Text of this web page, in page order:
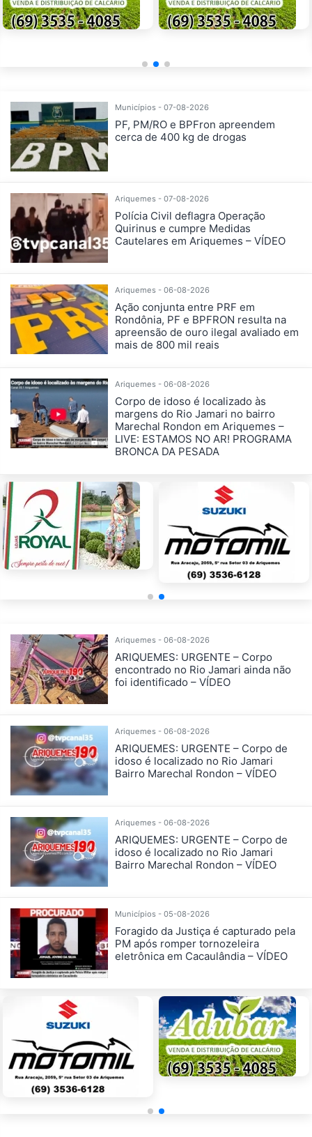
Municípios - 07-08-2026
PF, PM/RO e BPFron apreendem
cerca de 400 kg de drogas
Ariquemes - 07-08-2026
Polícia Civil deflagra Operação
Quirinus e cumpre Medidas
Cautelares em Ariquemes – VÍDEO
Ariquemes - 06-08-2026
Ação conjunta entre PRF em
Rondônia, PF e BPFRON resulta na
apreensão de ouro ilegal avaliado em
mais de 800 mil reais
Ariquemes - 06-08-2026
Corpo de idoso é localizado às
margens do Rio Jamari no bairro
Marechal Rondon em Ariquemes –
LIVE: ESTAMOS NO AR! PROGRAMA
BRONCA DA PESADA
Ariquemes - 06-08-2026
ARIQUEMES: URGENTE – Corpo
encontrado no Rio Jamari ainda não
foi identificado – VÍDEO
Ariquemes - 06-08-2026
ARIQUEMES: URGENTE – Corpo de
idoso é localizado no Rio Jamari
Bairro Marechal Rondon – VÍDEO
Ariquemes - 06-08-2026
ARIQUEMES: URGENTE – Corpo de
idoso é localizado no Rio Jamari
Bairro Marechal Rondon – VÍDEO
Municípios - 05-08-2026
Foragido da Justiça é capturado pela
PM após romper tornozeleira
eletrônica em Cacaulândia – VÍDEO